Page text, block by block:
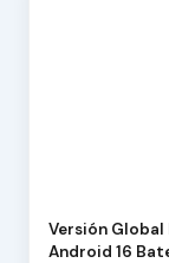
Versión Global
Android 16